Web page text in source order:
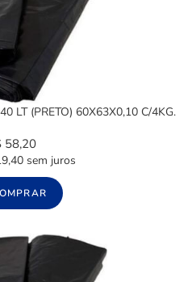
LT (PRETO) 60X63X0,10 C/4KG.
58,20
sem juros